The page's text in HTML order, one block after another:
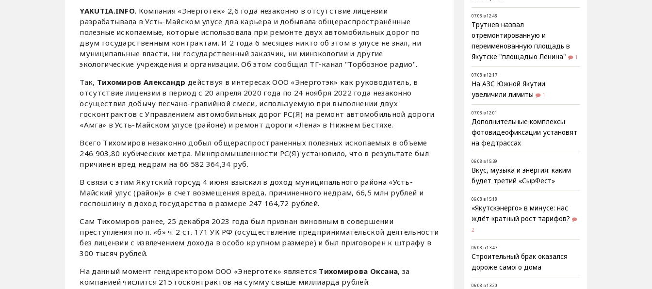
YAKUTIA.INFO. Компания «Энерготек» 2,6 года незаконно в отсутствие лицензии
разрабатывала в Усть-Майском улусе два карьера и добывала общераспространённые
полезные ископаемые, которые использовала при ремонте двух автомобильных дорог по
двум государственным контрактам. И 2 года 6 месяцев никто об этом в улусе не знал, ни
муниципальные власти, ни государственный заказчик, ни минэкологии и другие
экологические учреждения и организации. Об этом сообщил ТГ-канал "Торбозное радио".
Так, Тихомиров Александр действуя в интересах ООО «Энерготэк» как руководитель, в
отсутствие лицензии в период с 20 апреля 2020 года по 24 ноября 2022 года незаконно
осуществил добычу песчано-гравийной смеси, используемую при выполнении двух
госконтрактов с Управлением автомобильных дорог РС(Я) на ремонт автомобильной дороги
«Амга» в Усть-Майском улусе (районе) и ремонт дороги «Лена» в Нижнем Бестяхе.
Всего Тихомиров незаконно добыл общераспространенных полезных ископаемых в объеме
246 903,80 кубических метра. Минпромышленности РС(Я) установило, что в результате был
причинен вред недрам на 66 582 364,34 руб.
В связи с этим Якутский горсуд 4 июня взыскал в доход муниципального района «Усть-
Майский улус (район)» в счет возмещения вреда, причиненного недрам, 66,5 млн рублей и
госпошлину в доход государства в размере 247 164,72 рублей.
Сам Тихомиров ранее, 25 декабря 2023 года был признан виновным в совершении
преступления по п. «б» ч. 2 ст. 171 УК РФ (осуществление предпринимательской деятельности
без лицензии с извлечением дохода в особо крупном размере) и был приговорен к штрафу в
300 тысяч рублей.
На данный момент гендиректором ООО «Энерготек» является Тихомирова Оксана, за
компанией числится 215 госконтрактов на сумму свыше миллиарда рублей.
07.08 в 12:48
Трутнев назвал
отремонтированную и
переименованную площадь в
Якутске "площадью Ленина"
1
07.08 в 12:17
На АЗС Южной Якутии
увеличили лимиты
1
07.08 в 12:01
Дополнительные комплексы
фотовидеофиксации установят
на федтрассах
06.08 в 15:39
Вкус, музыка и энергия: каким
будет третий «СырФест»
06.08 в 15:18
«Якутскэнерго» в минусе: нас
ждёт кратный рост тарифов?
2
06.08 в 13:47
Строительный брак оказался
дороже самого дома
06.08 в 13:20